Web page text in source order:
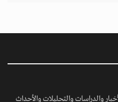
والدراسات والتحليلات والأحداث